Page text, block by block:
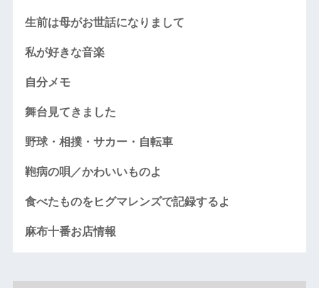
生前は母がお世話になりまして
私が好きな音楽
自分メモ
舞台見てきました
野球・相撲・サカー・自転車
鞄病の唄／かわいいものよ
食べたものをヒグマレンズで記録するよ
麻布十番お店情報